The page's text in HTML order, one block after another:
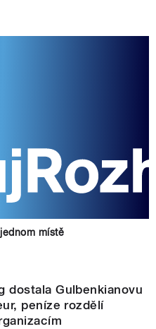
místě
dostala Gulbenkianovu
peníze rozdělí